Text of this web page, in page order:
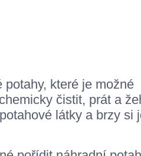
které je možné
čistit, prát a
látky a brzy si